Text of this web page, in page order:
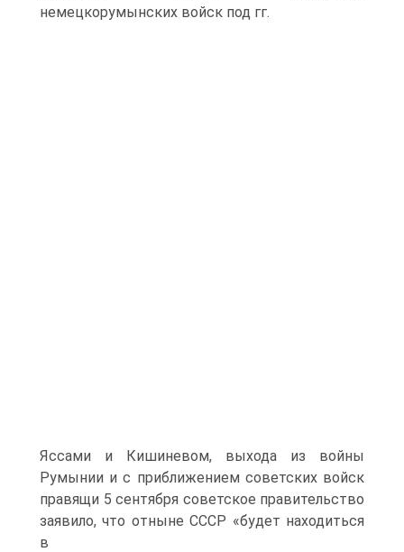
немецкорумынских войск под гг.
Яссами и Кишиневом, выхода из войны
Румынии и с приближением советских войск
правящи 5 сентября советское правительство
заявило, что отныне СССР «будет находиться
в